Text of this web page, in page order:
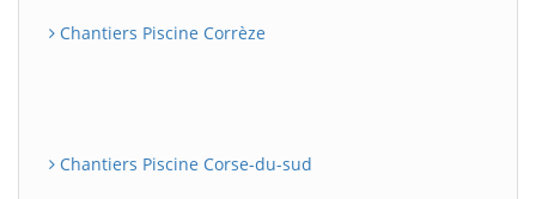
Chantiers Piscine Corrèze
Chantiers Piscine Corse-du-sud